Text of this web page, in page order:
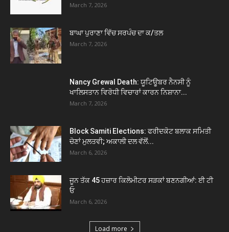
March 7, 2026
ਬਾਘਾ ਪੁਰਾਣਾ ਵਿੱਚ ਸਰਪੰਚ ਦਾ ਕ/ਤਲ
March 7, 2026
Nancy Grewal Death: ਯੂਟਿਊਬਰ ਨੈਨਸੀ ਨੂੰ
ਖਾਲਿਸਤਾਨ ਵਿਰੋਧੀ ਵਿਚਾਰਾਂ ਕਾਰਨ ਨਿਸ਼ਾਨਾ...
March 7, 2026
Block Samiti Elections: ਫਰੀਦਕੋਟ ਬਲਾਕ ਸਮਿਤੀ
ਚੋਣਾਂ ਮੁਲਤਵੀ; ਅਕਾਲੀ ਦਲ ਵੱਲੋਂ...
March 6, 2026
ਜੂਨ ਤੱਕ 45 ਹਜ਼ਾਰ ਕਿਲੋਮੀਟਰ ਸੜਕਾਂ ਬਣਨਗੀਆਂ: ਈ ਟੀ
ਓ
March 6, 2026
Load more